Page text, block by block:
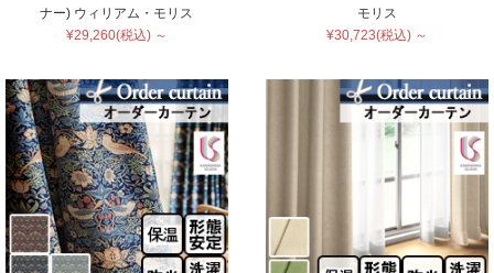
ナー) ウィリアム・モリス
¥29,260(税込) ～
モリス
¥30,723(税込) ～